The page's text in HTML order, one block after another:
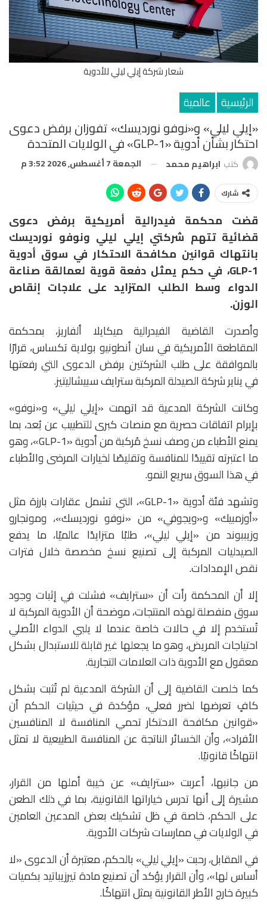
شعار شركة إيلي ليلي للأدوية
الرئيسية عالمية
«إيلي ليلي» و«نوفو نورديسك» تفوزان برفض دعوى
احتكار بشأن أدوية «GLP-1» في الولايات المتحدة
كتب ابراهيم محمد الجمعة 7 أغسطس, 2026 3:52 م
شارك
قضت محكمة فيدرالية أمريكية برفض دعوى
قضائية تتهم شركتي إيلي ليلي ونوفو نورديسك
بانتهاك قوانين مكافحة الاحتكار في سوق أدوية
GLP-1، في حكم يمثل دفعة قوية لعمالقة صناعة
الدواء وسط الطلب المتزايد على علاجات إنقاص
الوزن.
وأصدرت القاضية الفيدرالية ميكايلا ألفاريز، بمحكمة
المقاطعة الأمريكية في سان أنطونيو بولاية تكساس، قرارًا
بالموافقة على طلب الشركتين برفض الدعوى التي رفعتها
في يناير شركة الصيدلة المركبةسترايف سبيشاليتيز.
وكانت الشركة المدعية قد اتهمت «إيلي ليلي» و«نوفو»
بإبرام اتفاقات حصرية مع منصات كبرى للتطبيب عن بُعد، بما
يمنع الأطباء من وصف نسخ مُركبة من أدوية «GLP-1»، وهو
ما اعتبرته تقييدًا للمنافسة وتقليصًا لخيارات المرضى والأطباء
في هذا السوق سريع النمو.
وتشهد فئة أدوية «GLP-1»، التي تشمل عقارات بارزة مثل
«أوزمبيك» و«ويجوفي» من «نوفو نورديسك»، ومونجارو
وزيببوند من «إيلي ليلي»، طلبًا متزايدًا عالميًا، ما يدفع
الصيدليات المركبة إلى تصنيع نسخ مخصصة خلال فترات
نقص الإمدادات.
إلا أن المحكمة رأت أن «سترايف» فشلت في إثبات وجود
سوق منفصلة لهذه المنتجات، موضحة أن الأدوية المركبة لا
تُستخدم إلا في حالات خاصة عندما لا يلبي الدواء الأصلي
احتياجات المريض، وهو ما يجعلها غير قابلة للاستبدال بشكل
معقول مع الأدوية ذات العلامات التجارية.
كما خلصت القاضية إلى أن الشركة المدعية لم تُثبت بشكل
كافٍ تعرضها لضرر فعلي، مؤكدة في حيثيات الحكم أن
«قوانين مكافحة الاحتكار تحمي المنافسة لا المنافسين
الأفراد»، وأن الخسائر الناتجة عن المنافسة الطبيعية لا تمثل
انتهاكًا قانونيًا.
من جانبها، أعربت «سترايف» عن خيبة أملها من القرار،
مشيرة إلى أنها تدرس خياراتها القانونية، بما في ذلك الطعن
على الحكم، خاصة في ظل تشكيك بعض المدعين العامين
في الولايات في ممارسات شركات الأدوية.
في المقابل، رحبت «إيلي ليلي» بالحكم، معتبرة أن الدعوى «لا
أساس لها»، وأن القرار يؤكد أن تصنيع مادة تيرزيباتيد بكميات
كبيرة خارج الأطر القانونية يمثل انتهاكًا.